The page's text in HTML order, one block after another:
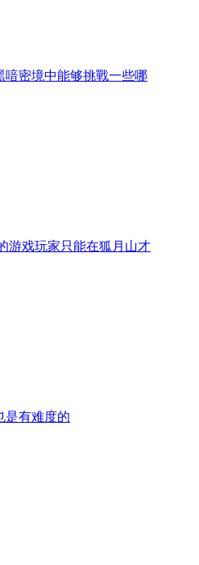
喑密境中能够挑戰一些哪
游戏玩家只能在狐月山才
是有难度的